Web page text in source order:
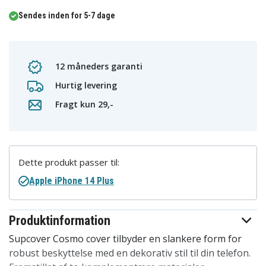
Sendes inden for 5-7 dage
12 måneders garanti
Hurtig levering
Fragt kun 29,-
Produktinformation
Supcover Cosmo cover tilbyder en slankere form for
robust beskyttelse med en dekorativ stil til din telefon.
Dette produkt passer til:
Apple iPhone 14 Plus